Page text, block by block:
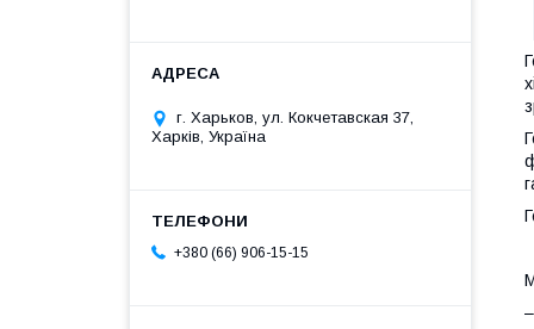
г. Харьков, ул. Кокчетавская 37,
Харків, Україна
+380 (66) 906-15-15